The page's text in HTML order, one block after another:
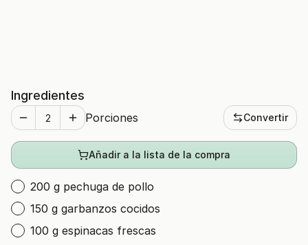
Ingredientes
Porciones Convertir
Añadir a la lista de la compra
200 g pechuga de pollo
150 g garbanzos cocidos
100 g espinacas frescas